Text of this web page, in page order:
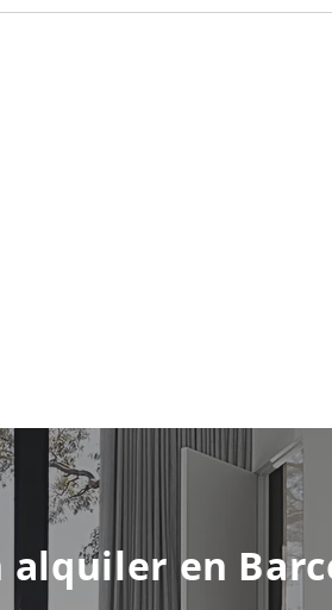
alquiler en